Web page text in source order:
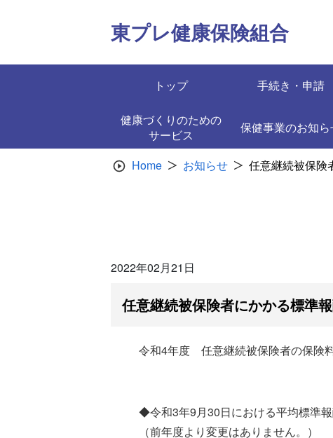
東プレ健康保険組合
トップ 手続き・申請
健康づくりのための
サービス
保健事業のお知ら
Home
お知らせ 任意継続被保険
2022年02月21日
任意継続被保険者にかかる標準
令和4年度 任意継続被保険者の保険
◆令和3年9月30日における平均標準
（前年度より変更はありません。）